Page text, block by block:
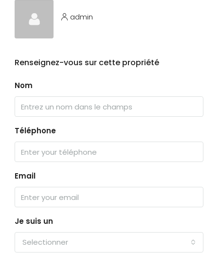
admin
Renseignez-vous sur cette propriété
Nom
Téléphone
Email
Je suis un
Selectionner